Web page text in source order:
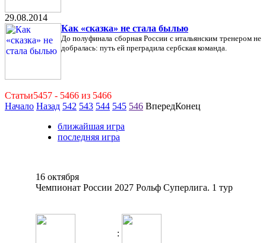
29.08.2014
Как «сказка» не стала былью
До полуфинала сборная России с итальянским тренером не
добралась: путь ей преградила сербская команда.
Статьи5457 - 5466 из 5466
Начало Назад 542 543 544 545 546 ВпередКонец
ближайшая игра
последняя игра
16 октября
Чемпионат России 2027 Рольф Суперлига. 1 тур
: